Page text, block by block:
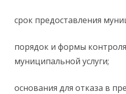
срок предоставления
порядок и формы
муниципальной услуги;
основания для отказа в